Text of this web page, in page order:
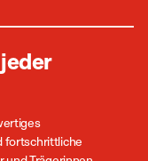
fortschrittliche